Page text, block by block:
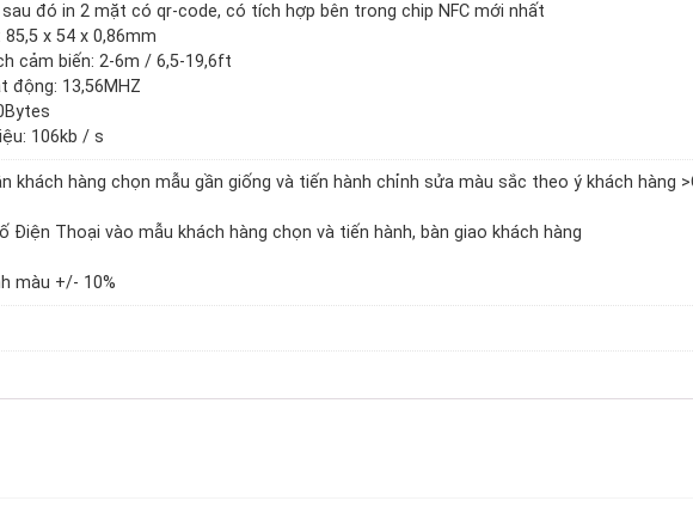
đó in 2 mặt có qr-code, có tích hợp bên trong chip NFC mới nhất
x 54 x 0,86mm
cảm biến: 2-6m / 6,5-19,6ft
động: 13,56MHZ
106kb / s
khách hàng chọn mẫu gần giống và tiến hành chỉnh sửa màu sắc theo ý khách hàng
Điện Thoại vào mẫu khách hàng chọn và tiến hành, bàn giao khách hàng
màu +/- 10%